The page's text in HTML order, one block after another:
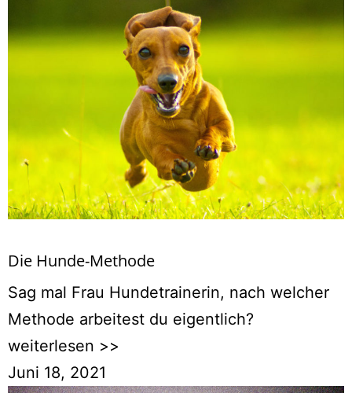
Die Hunde-Methode
Sag mal Frau Hundetrainerin, nach welcher
Methode arbeitest du eigentlich?
weiterlesen >>
Juni 18, 2021